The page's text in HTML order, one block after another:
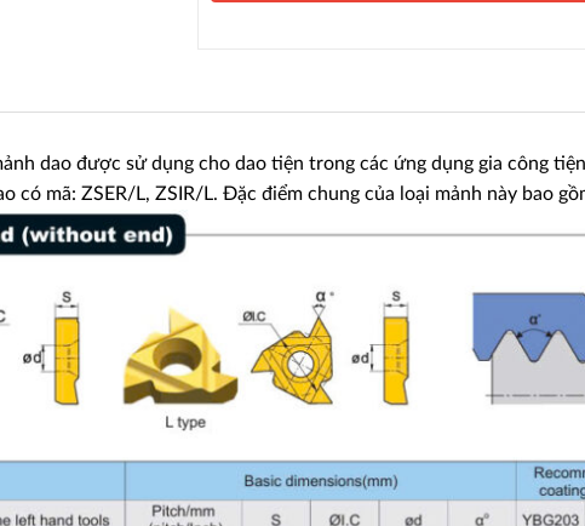
dao được sử dụng cho dao tiện trong các ứng dụng gia công
có mã: ZSER/L, ZSIR/L. Đặc điểm chung của loại mảnh này bao